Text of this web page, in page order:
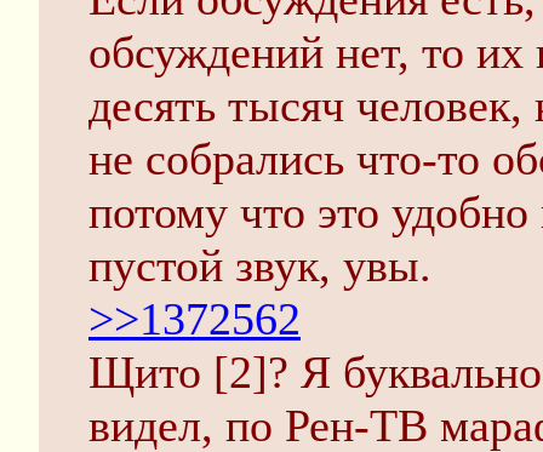
обсуждений нет, то их
десять тысяч человек,
не собрались что-то
потому что это
пустой звук, увы.
>>1372562
Щито [2]? Я
видел, по Рен-ТВ